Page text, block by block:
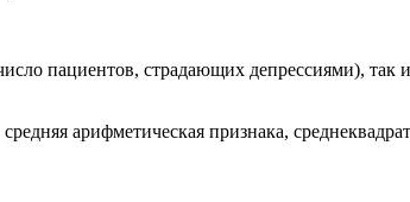
пациентов, страдающих депрессиями),
арифметическая признака,